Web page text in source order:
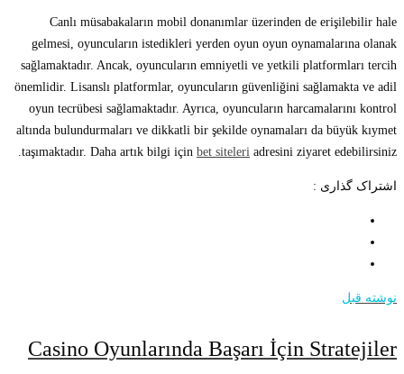
Canlı müsabakaların mobil donanımlar üzerinden de erişilebilir hale
gelmesi, oyuncuların istedikleri yerden oyun oyun oynamalarına olanak
sağlamaktadır. Ancak, oyuncuların emniyetli ve yetkili platformları tercih
önemlidir. Lisanslı platformlar, oyuncuların güvenliğini sağlamakta ve adil
oyun tecrübesi sağlamaktadır. Ayrıca, oyuncuların harcamalarını kontrol
altında bulundurmaları ve dikkatli bir şekilde oynamaları da büyük kıymet
taşımaktadır. Daha artık bilgi için bet siteleri adresini ziyaret edebilirsiniz.
اشتراک گذاری :
نوشته قبل
Casino Oyunlarında Başarı İçin Stratejiler